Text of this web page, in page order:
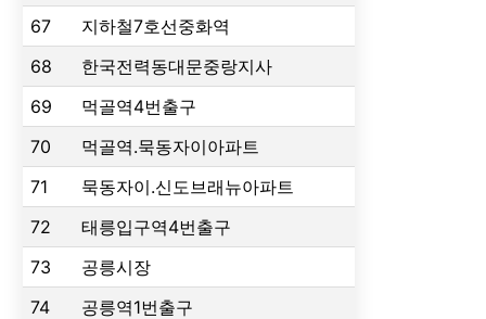
67
지하철7호선중화역
68
한국전력동대문중랑지사
69
먹골역4번출구
70
먹골역.묵동자이아파트
71
묵동자이.신도브래뉴아파트
72
태릉입구역4번출구
73
공릉시장
74
공릉역1번출구